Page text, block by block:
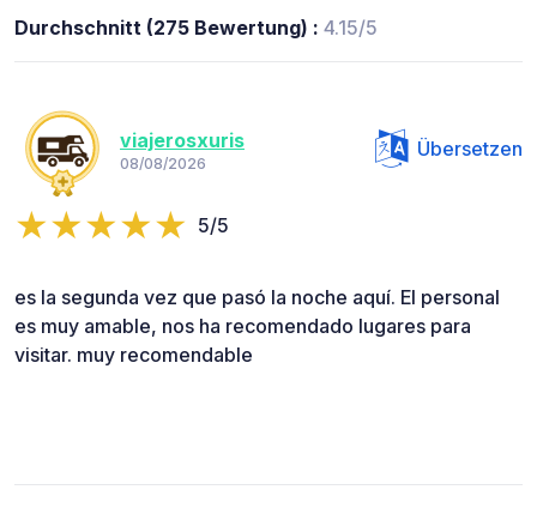
Durchschnitt (275 Bewertung) : 4.15/5
viajerosxuris
08/08/2026
Übersetzen
5/5
es la segunda vez que pasó la noche aquí. El personal
es muy amable, nos ha recomendado lugares para
visitar. muy recomendable